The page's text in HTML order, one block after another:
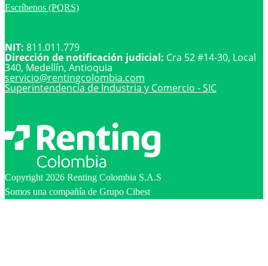
Escríbenos (PQRS)
NIT: 811.011.779
Dirección de notificación judicial: Cra 52 #14-30, Local
340, Medellín, Antioquia
servicio@rentingcolombia.com
Superintendencia de Industria y Comercio - SIC
Copyright 2026 Renting Colombia S.A.S
Somos una compañía de Grupo Cibest